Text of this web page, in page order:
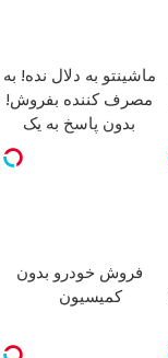
ماشینتو به دلال نده! به
مصرف کننده بفروش!
بدون پاسخ به یک
فروش خودرو بدون
کمیسیون